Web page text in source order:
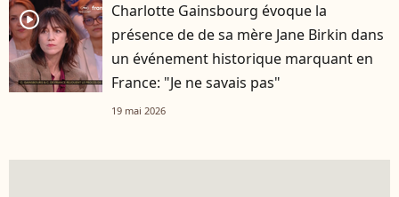
player2
Charlotte Gainsbourg évoque la
présence de de sa mère Jane Birkin dans
un événement historique marquant en
France: "Je ne savais pas"
19 mai 2026